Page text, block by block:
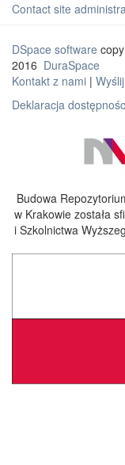
Contact site
DSpace software
2016 DuraSpace
Kontakt z nami |
Deklaracja
Budowa
w Krakowie została
i Szkolnictwa